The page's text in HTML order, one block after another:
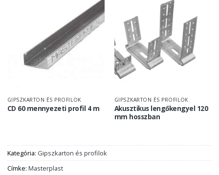
GIPSZKARTON ÉS PROFILOK
CD 60 mennyezeti profil 4 m
GIPSZKARTON ÉS PROFILOK
Akusztikus lengőkengyel 120
mm hosszban
Kategória: Gipszkarton és profilok
Címke: Masterplast